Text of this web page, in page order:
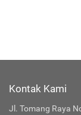
Kontak Kami
Jl. Tomang Raya